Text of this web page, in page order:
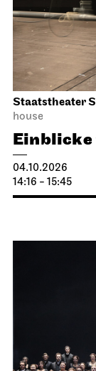
Staatstheater
house
04.10.2026
14:16 - 15:45